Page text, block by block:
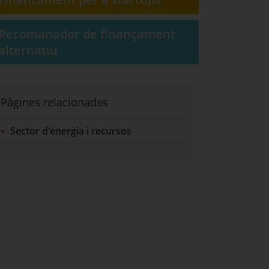
Recomanador de finançament
Pàgines relacionades
Sector d'energia i recursos